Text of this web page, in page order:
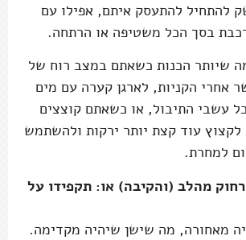
להתחיל להתעסק איתם, אפילו עם
בסך הכל משטיפה או הרתחה.
שיותר הכנות כשאתם במצב רוח של
אחרי הקניות, לארגן קערה עם מים
עשבי התיבול, או כשאתם קוצצים
עוד קצת יותר ירקות ולהשתמש
למחרת.
רחוק מהלב (והקיבה) או: תקפידו על
מאחורה, מה שישן שיהיה מקדימה.